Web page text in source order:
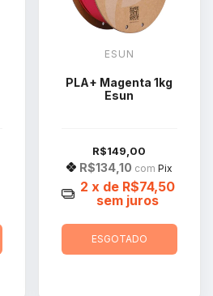
ESUN
PLA+ Magenta 1kg
Esun
R$149,00
R$134,10 com Pix
2 x de R$74,50
sem juros
ESGOTADO